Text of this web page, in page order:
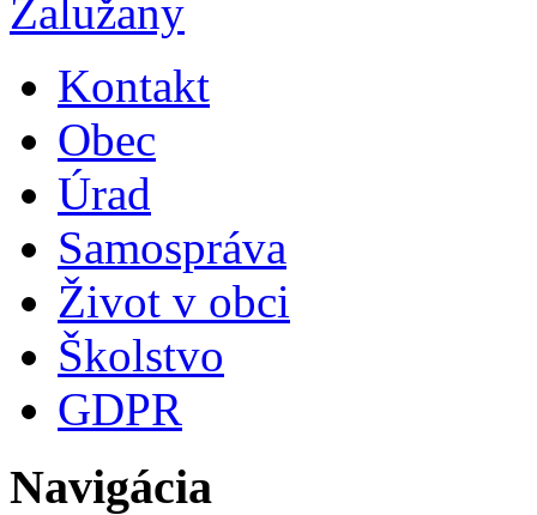
Kontakt
Obec
Úrad
Samospráva
Život v obci
Školstvo
GDPR
Navigácia